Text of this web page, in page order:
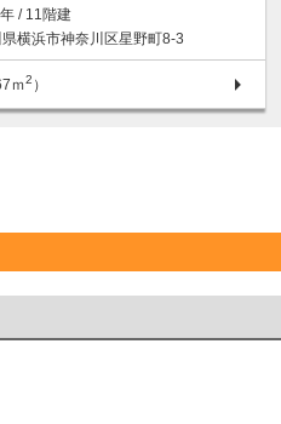
/ 11階建
横浜市神奈川区星野町8-3
ｍ2 ）